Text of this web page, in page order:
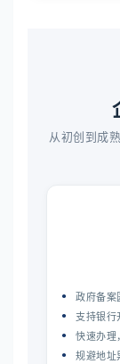
从初创到成
政府备案
支持银行
快速办理
规避地址